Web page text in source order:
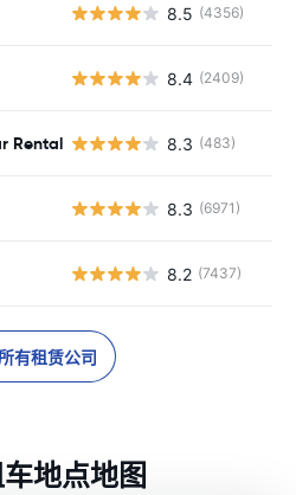
8.5 (4356)
8.4 (2409)
Rental 8.3 (483)
8.3 (6971)
8.2 (7437)
有租赁公司
地点地图